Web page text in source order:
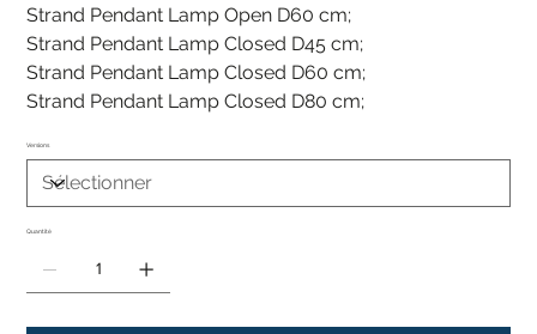
Strand Pendant Lamp Open D60 cm;
Strand Pendant Lamp Closed D45 cm;
Strand Pendant Lamp Closed D60 cm;
Strand Pendant Lamp Closed D80 cm;
Versions
Quantité